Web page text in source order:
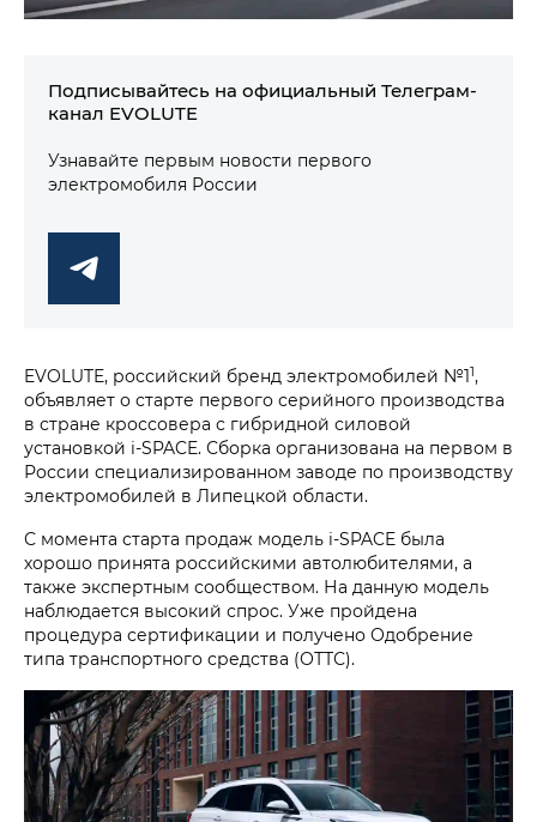
Подписывайтесь на официальный Телеграм-
канал EVOLUTE
Узнавайте первым новости первого
электромобиля России
EVOLUTE, российский бренд электромобилей №11,
объявляет о старте первого серийного производства
в стране кроссовера с гибридной силовой
установкой i‑SPACE. Сборка организована на первом в
России специализированном заводе по производству
электромобилей в Липецкой области.
С момента старта продаж модель i‑SPACE была
хорошо принята российскими автолюбителями, а
также экспертным сообществом. На данную модель
наблюдается высокий спрос. Уже пройдена
процедура сертификации и получено Одобрение
типа транспортного средства (ОТТС).